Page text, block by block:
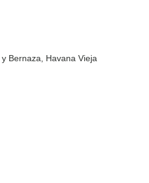
Bernaza, Havana Vieja